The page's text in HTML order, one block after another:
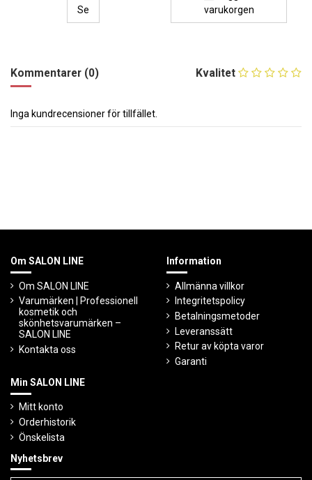
Se
varukorgen
Kvalitet
Kommentarer (0)
Inga kundrecensioner för tillfället.
Om SALON LINE
Om SALON LINE
Varumärken | Professionell
kosmetik och
skönhetsvarumärken –
SALON LINE
Kontakta oss
Information
Allmänna villkor
Integritetspolicy
Betalningsmetoder
Leveranssätt
Retur av köpta varor
Garanti
Min SALON LINE
Mitt konto
Orderhistorik
Önskelista
Nyhetsbrev